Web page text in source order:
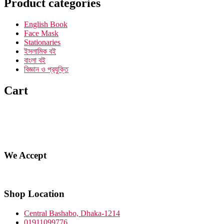
Product categories
English Book
Face Mask
Stationaries
ইসলামিক বই
বাংলা বই
বিজ্ঞান ও প্রযুক্তি
Cart
We Accept
Shop Location
Central Bashabo, Dhaka-1214
01911099776